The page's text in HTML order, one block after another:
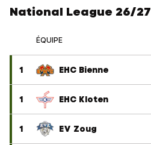
National League 26/27
ÉQUIPE
1 EHC Bienne
1 EHC Kloten
1 EV Zoug